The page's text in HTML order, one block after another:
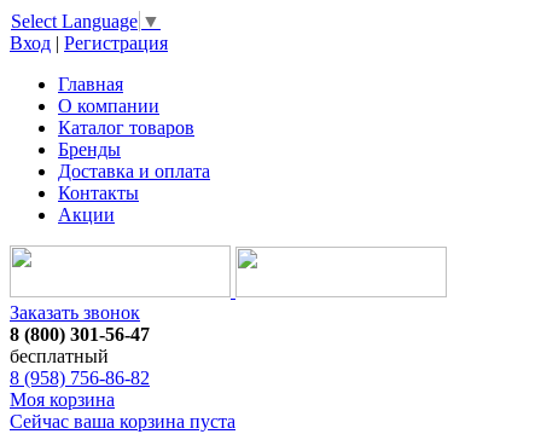
Select Language ▼
Вход | Регистрация
Главная
О компании
Каталог товаров
Бренды
Доставка и оплата
Контакты
Акции
Заказать звонок
8 (800) 301-56-47
бесплатный
8 (958) 756-86-82
Моя корзина
Сейчас ваша корзина пуста